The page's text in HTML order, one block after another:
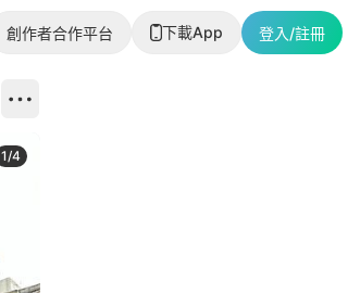
創作者合作平台 下載App 登入/註冊
1/4